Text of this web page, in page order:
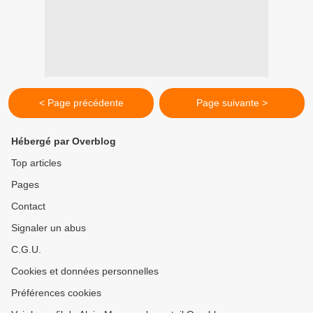
< Page précédente Page suivante >
Hébergé par Overblog
Top articles
Pages
Contact
Signaler un abus
C.G.U.
Cookies et données personnelles
Préférences cookies